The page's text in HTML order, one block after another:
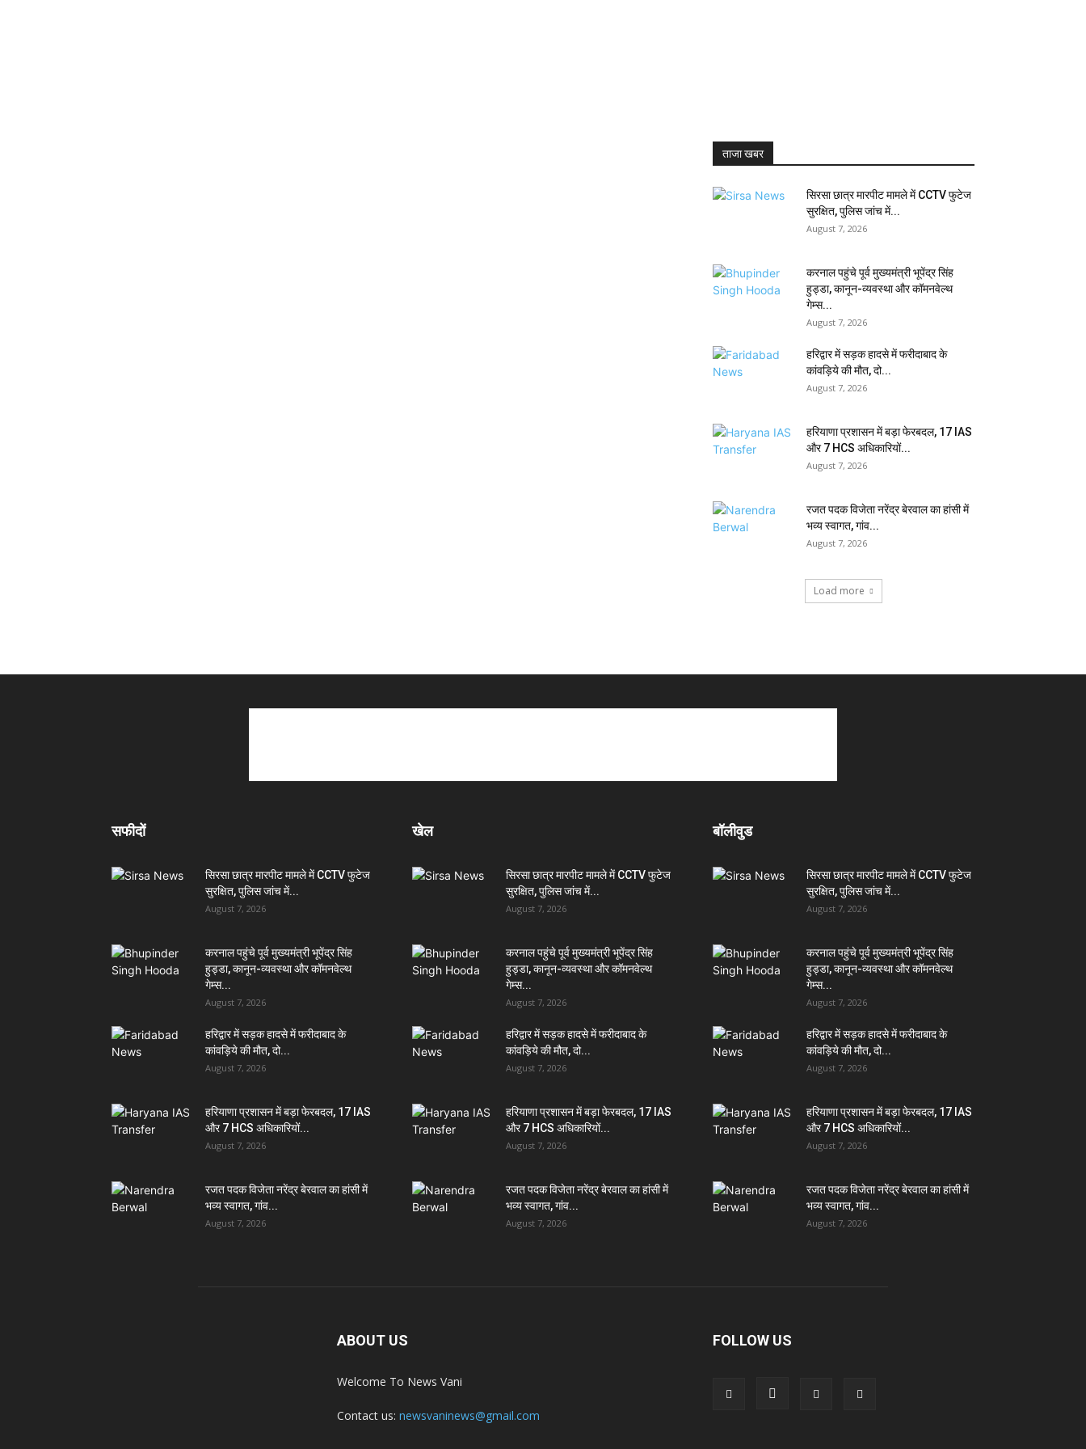
ताजा खबर
सिरसा छात्र मारपीट मामले में CCTV फुटेज
सुरक्षित, पुलिस जांच में...
August 7, 2026
करनाल पहुंचे पूर्व मुख्यमंत्री भूपेंद्र सिंह
हुड्डा, कानून-व्यवस्था और कॉमनवेल्थ
गेम्स...
August 7, 2026
हरिद्वार में सड़क हादसे में फरीदाबाद के
कांवड़िये की मौत, दो...
August 7, 2026
हरियाणा प्रशासन में बड़ा फेरबदल, 17 IAS
और 7 HCS अधिकारियों...
August 7, 2026
रजत पदक विजेता नरेंद्र बेरवाल का हांसी में
भव्य स्वागत, गांव...
August 7, 2026
Load more
सफीदों
सिरसा छात्र मारपीट मामले में CCTV फुटेज
सुरक्षित, पुलिस जांच में...
August 7, 2026
करनाल पहुंचे पूर्व मुख्यमंत्री भूपेंद्र सिंह
हुड्डा, कानून-व्यवस्था और कॉमनवेल्थ
गेम्स...
August 7, 2026
हरिद्वार में सड़क हादसे में फरीदाबाद के
कांवड़िये की मौत, दो...
August 7, 2026
हरियाणा प्रशासन में बड़ा फेरबदल, 17 IAS
और 7 HCS अधिकारियों...
August 7, 2026
रजत पदक विजेता नरेंद्र बेरवाल का हांसी में
भव्य स्वागत, गांव...
August 7, 2026
खेल
सिरसा छात्र मारपीट मामले में CCTV फुटेज
सुरक्षित, पुलिस जांच में...
August 7, 2026
करनाल पहुंचे पूर्व मुख्यमंत्री भूपेंद्र सिंह
हुड्डा, कानून-व्यवस्था और कॉमनवेल्थ
गेम्स...
August 7, 2026
हरिद्वार में सड़क हादसे में फरीदाबाद के
कांवड़िये की मौत, दो...
August 7, 2026
हरियाणा प्रशासन में बड़ा फेरबदल, 17 IAS
और 7 HCS अधिकारियों...
August 7, 2026
रजत पदक विजेता नरेंद्र बेरवाल का हांसी में
भव्य स्वागत, गांव...
August 7, 2026
बॉलीवुड
सिरसा छात्र मारपीट मामले में CCTV फुटेज
सुरक्षित, पुलिस जांच में...
August 7, 2026
करनाल पहुंचे पूर्व मुख्यमंत्री भूपेंद्र सिंह
हुड्डा, कानून-व्यवस्था और कॉमनवेल्थ
गेम्स...
August 7, 2026
हरिद्वार में सड़क हादसे में फरीदाबाद के
कांवड़िये की मौत, दो...
August 7, 2026
हरियाणा प्रशासन में बड़ा फेरबदल, 17 IAS
और 7 HCS अधिकारियों...
August 7, 2026
रजत पदक विजेता नरेंद्र बेरवाल का हांसी में
भव्य स्वागत, गांव...
August 7, 2026
ABOUT US
Welcome To News Vani
Contact us: newsvaninews@gmail.com
FOLLOW US